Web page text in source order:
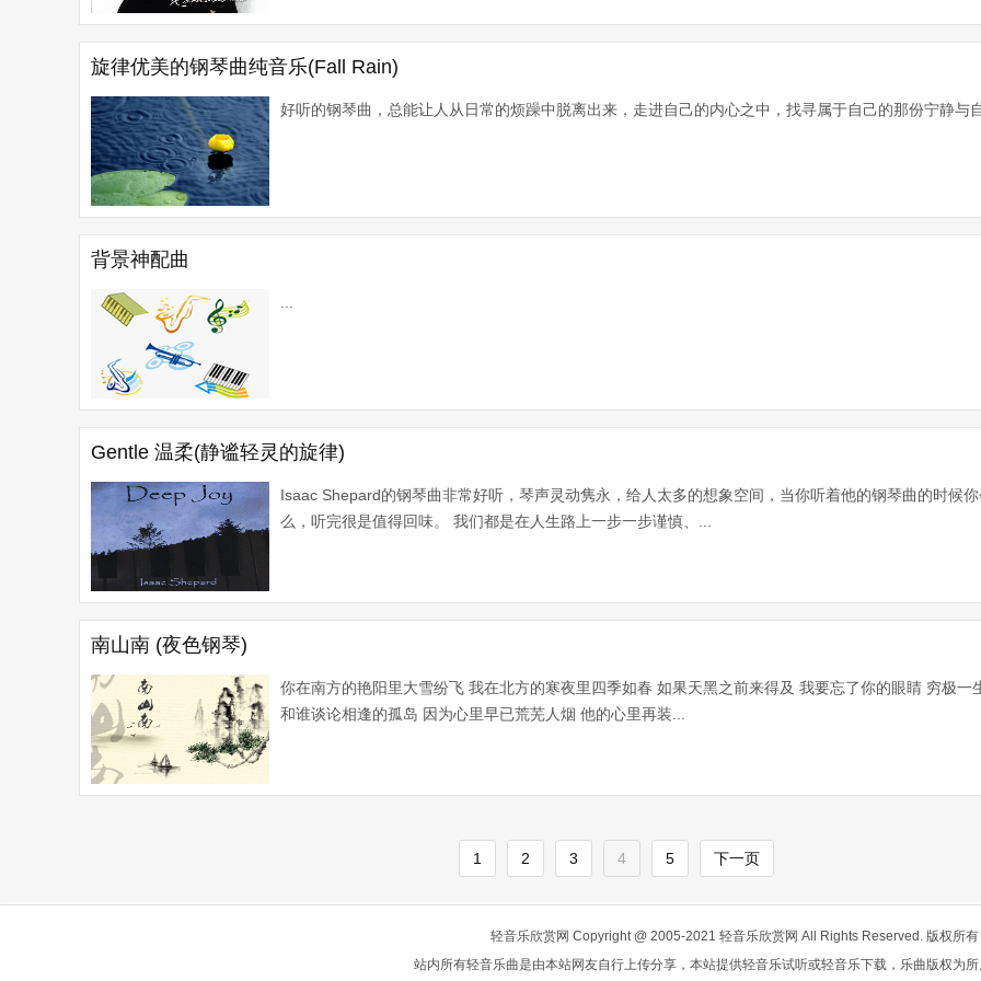
旋律优美的钢琴曲纯音乐(Fall Rain)
好听的钢琴曲，总能让人从日常的烦躁中脱离出来，走进自己的内心之中，找寻属于自己的那份宁静与
背景神配曲
Gentle 温柔(静谧轻灵的旋律)
Isaac Shepard的钢琴曲非常好听，琴声灵动隽永，给人太多的想象空间，当你听着他的钢琴曲的时候
么，听完很是值得回味。 我们都是在人生路上一步一步谨慎、...
南山南 (夜色钢琴)
你在南方的艳阳里大雪纷飞 我在北方的寒夜里四季如春 如果天黑之前来得及 我要忘了你的眼睛 穷极一
和谁谈论相逢的孤岛 因为心里早已荒芜人烟 他的心里再装...
1 2 3 4 5 下一页
轻音乐欣赏网 Copyright @ 2005-2021 轻音乐欣赏网 All Rights Reserved. 版权所有
站内所有轻音乐曲是由本站网友自行上传分享，本站提供轻音乐试听或轻音乐下载，乐曲版权为